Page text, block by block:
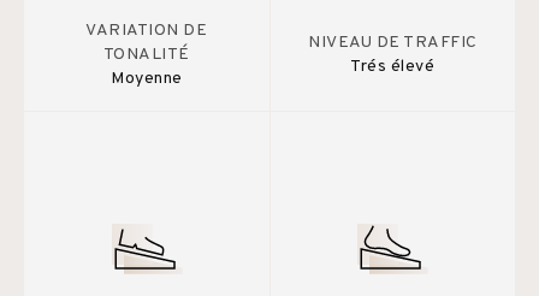
VARIATION DE
TONALITÉ
Moyenne
NIVEAU DE TRAFFIC
Trés élevé